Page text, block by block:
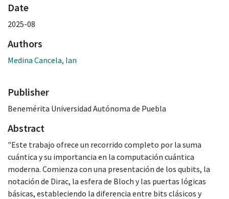
Date
2025-08
Authors
Medina Cancela, Ian
Publisher
Benemérita Universidad Autónoma de Puebla
Abstract
"Este trabajo ofrece un recorrido completo por la suma
cuántica y su importancia en la computación cuántica
moderna. Comienza con una presentación de los qubits, la
notación de Dirac, la esfera de Bloch y las puertas lógicas
básicas, estableciendo la diferencia entre bits clásicos y